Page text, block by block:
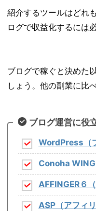
紹介するツールはどれも
ログで収益化するには
ブログで稼ぐと決めた
しょう。他の副業に比
ブログ運営に役
WordPress（
Conoha
AFFINGER６
ASP（アフィ